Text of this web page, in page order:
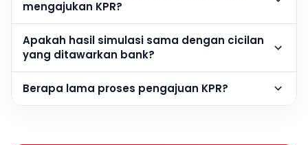
mengajukan KPR?
Apakah hasil simulasi sama dengan cicilan
yang ditawarkan bank?
Berapa lama proses pengajuan KPR?